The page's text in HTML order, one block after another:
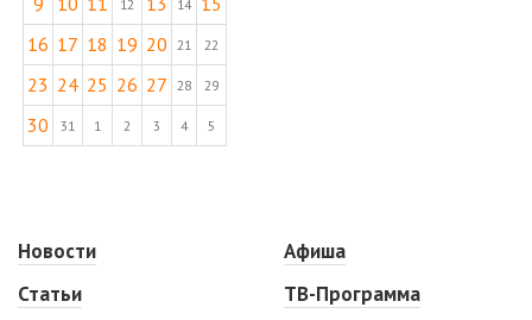
12 14
16 17 18 19 20 21 22
23 24 25 26 27 28 29
30 31 1 2 3 4 5
Новости
Статьи
Афиша
ТВ-Программа